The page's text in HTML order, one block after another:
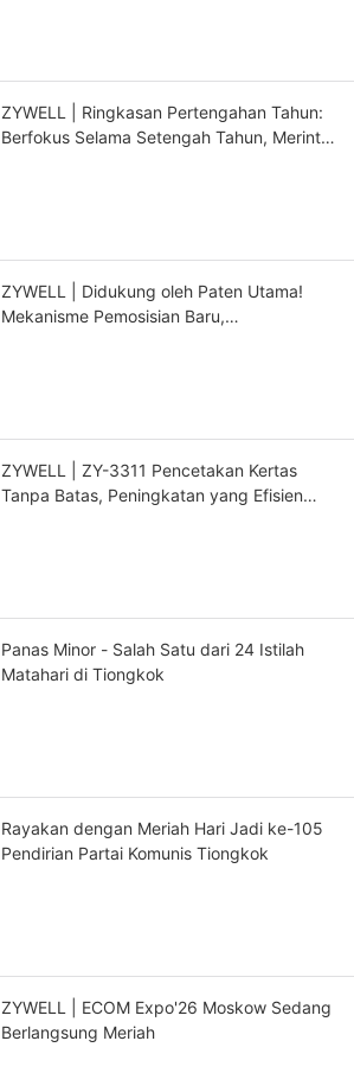
ZYWELL | Ringkasan Pertengahan Tahun:
Berfokus Selama Setengah Tahun, Merintis
ZYWELL | Didukung oleh Paten Utama!
Mekanisme Pemosisian Baru,
ZYWELL | ZY-3311 Pencetakan Kertas
Tanpa Batas, Peningkatan yang Efisien
Panas Minor - Salah Satu dari 24 Istilah
Matahari di Tiongkok
Rayakan dengan Meriah Hari Jadi ke-105
Pendirian Partai Komunis Tiongkok
ZYWELL | ECOM Expo'26 Moskow Sedang
Berlangsung Meriah